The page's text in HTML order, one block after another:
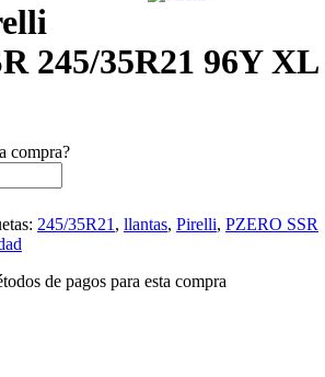
245/35R21 96Y XL
compra?
245/35R21 , llantas, Pirelli, PZERO SSR
de pagos para esta compra